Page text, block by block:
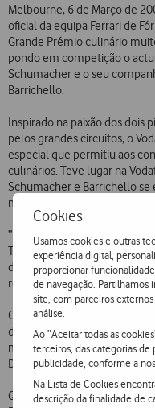
Cookies
Usamos cookies e outras
experiência digital,
proporcionar
de navegação. Partilhamos
site, com parceiros
análise.
Ao “Aceitar todas as
terceiros, das categorias
publicidade, conforme a
Na Lista de Cookies
descrição da finalidade de
Melbourne, 6 de Março de
oficial da equipa Ferrari de
Grande Prémio culinário
pondo em competição o
Schumacher e o seu
Barrichello.
Inspirado na paixão dos dois
pelos grandes circuitos, o
especial que permitiu aos
culinários. Teve lugar na
Schumacher e Barrichello
massa italiana, na presença
“Vodafone Schumacher
Tortellini al Pomodoro”, os
durante o fim-de-semana do
restaurantes italianos da
O Vodafone live! foi
difundir fotos tiradas pela
mensagens de apoio para o
David Beckham.
Quanto às receitas